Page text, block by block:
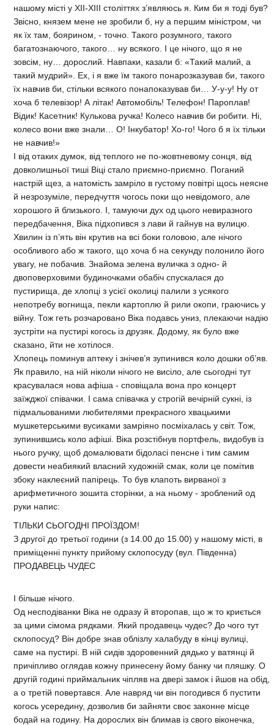
нашому місті у ХІІ-ХІІІ століттях з’являюсь я. Ким би я тоді був?
Звісно, князем мене не зробили б, ну а першим міністром, чи
як їх там, боярином, - точно. Такого розумного, такого
багатознаючого, такого… ну всякого. І це нічого, що я не
зовсім, ну… дорослий. Навпаки, казали б: «Такий малий, а
такий мудрий». Ех, і я вже їм такого понарозказував би, такого
їх навчив би, стільки всякого понапоказував би… У-у-у! Ну от
хоча б телевізор! А літак! Автомобіль! Телефон! Пароплав!
Відик! Касетник! Кулькова ручка! Колесо навчив би робити. Ні,
колесо вони вже знали… О! Інкубатор! Хо-го! Чого б я їх тільки
не навчив!»
І від отаких думок, від теплого не по-жовтневому сонця, від
довколишньої тиші Віці стало приємно-приємно. Поганий
настрій щез, а натомість замріло в густому повітрі щось неясне
й незрозуміле, передчуття чогось поки що невідомого, але
хорошого й близького. І, тамуючи дух од цього невиразного
передбачення, Віка підхопився з лави й гайнув на вулицю.
Хвилин із п’ять він крутив на всі боки головою, але нічого
особливого або ж такого, що хоча б на секунду полонило його
увагу, не побачив. Знайома зелена вуличка з одно- й
двоповерховими будиночками обабіч спускалася до
пустирища, де хлопці з усієї околиці палили з усякого
непотребу вогнища, пекли картоплю й рили окопи, граючись у
війну. Тож геть розчаровано Віка подавсь униз, плекаючи надію
зустріти на пустирі когось із друзяк. Додому, як було вже
сказано, йти не хотілося.
Хлопець поминув аптеку і знічев’я зупинився коло дошки об’яв.
Як правило, на ній ніколи нічого не висіло, але сьогодні тут
красувалася нова афіша - сповіщала вона про концерт
заїжджої співачки. І сама співачка у строгій вечірній сукні, із
підмальованими любителями прекрасного хвацькими
мушкетерськими вусиками замріяно посміхалась у світ. Тож,
зупинившись коло афіші. Віка розстібнув портфель, видобув із
нього ручку, щоб домалювати бідоласі пенсне і тим самим
довести неабиякий власний художній смак, коли це помітив
збоку наклеєний папірець. То був клапоть вирваної з
арифметичного зошита сторінки, а на ньому - зроблений од
руки напис:
ТІЛЬКИ СЬОГОДНІ ПРОЇЗДОМ!
З другої до третьої години (з 14.00 до 15.00) у нашому місті, в
приміщенні пункту прийому склопосуду (вул. Південна)
ПРОДАВЕЦЬ ЧУДЕС
І більше нічого.
Од несподіванки Віка не одразу й второпав, що ж то криється
за цими сімома рядками. Який продавець чудес? До чого тут
склопосуд? Він добре знав облізлу халабуду в кінці вулиці,
саме на пустирі. В ній сидів здоровенний дядько у ватянці й
причіпливо оглядав кожну принесену йому банку чи пляшку. О
другій годині приймальник чіпляв на двері замок і йшов на обід,
а о третій повертався. Але навряд чи він погодився б пустити
когось усередину, дозволив би зайняти своє законне місце
бодай на годину. На дорослих він блимав із свого віконечка,